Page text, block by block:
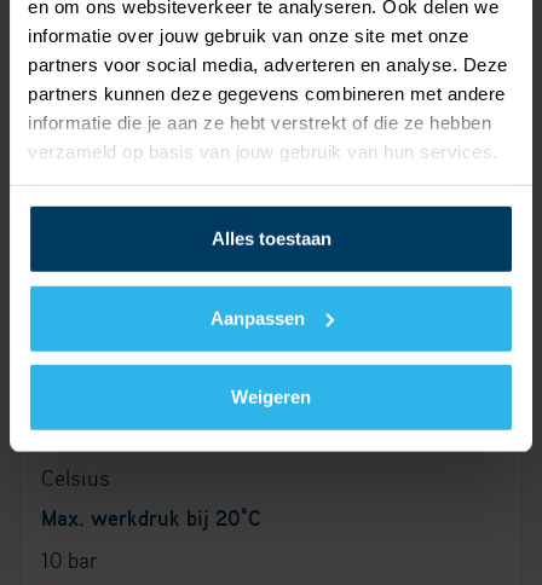
en om ons websiteverkeer te analyseren. Ook delen we
informatie over jouw gebruik van onze site met onze
partners voor social media, adverteren en analyse. Deze
partners kunnen deze gegevens combineren met andere
informatie die je aan ze hebt verstrekt of die ze hebben
verzameld op basis van jouw gebruik van hun services.
Alles toestaan
Aanpassen
Weigeren
PE-RT II
Materiaal tussenlaag
Aluminium
Kwaliteitsklasse tussenlaag
Materiaal buitenlaag
Kunststof
Max. mediumtemperatuur
95 Graden
Celsius
Max. werkdruk bij 20°C
10 bar